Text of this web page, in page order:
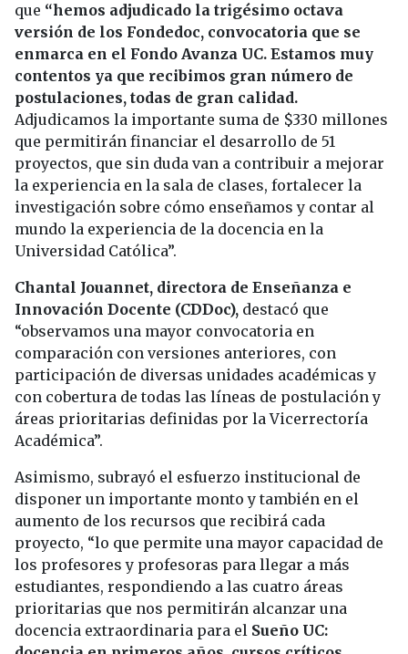
que “hemos adjudicado la trigésimo octava
versión de los Fondedoc, convocatoria que se
enmarca en el Fondo Avanza UC. Estamos muy
contentos ya que recibimos gran número de
postulaciones, todas de gran calidad.
Adjudicamos la importante suma de $330 millones
que permitirán financiar el desarrollo de 51
proyectos, que sin duda van a contribuir a mejorar
la experiencia en la sala de clases, fortalecer la
investigación sobre cómo enseñamos y contar al
mundo la experiencia de la docencia en la
Universidad Católica”.
Chantal Jouannet, directora de Enseñanza e
Innovación Docente (CDDoc), destacó que
“observamos una mayor convocatoria en
comparación con versiones anteriores, con
participación de diversas unidades académicas y
con cobertura de todas las líneas de postulación y
áreas prioritarias definidas por la Vicerrectoría
Académica”.
Asimismo, subrayó el esfuerzo institucional de
disponer un importante monto y también en el
aumento de los recursos que recibirá cada
proyecto, “lo que permite una mayor capacidad de
los profesores y profesoras para llegar a más
estudiantes, respondiendo a las cuatro áreas
prioritarias que nos permitirán alcanzar una
docencia extraordinaria para el Sueño UC: